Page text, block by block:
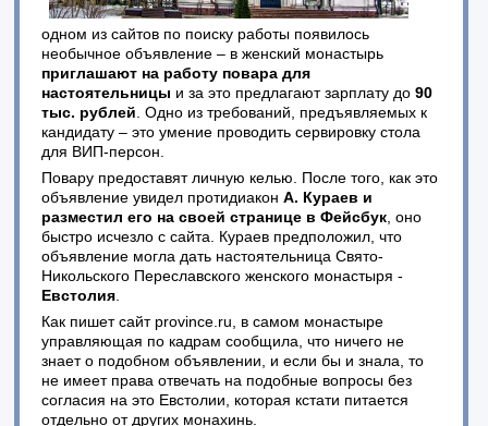
одном из сайтов по поиску работы появилось
необычное объявление – в женский монастырь
приглашают на работу повара для
настоятельницы и за это предлагают зарплату до90
тыс. рублей . Одно из требований, предъявляемых к
кандидату – это умение проводить сервировку стола
для ВИП-персон.
Повару предоставят личную келью. После того, как это
объявление увидел протидиаконА. Кураев и
разместил его на своей странице в Фейсбук , оно
быстро исчезло с сайта. Кураев предположил, что
объявление могла дать настоятельница Свято-
Никольского Переславского женского монастыря -
Евстолия
Как пишет сайт province.ru, в самом монастыре
управляющая по кадрам сообщила, что ничего не
знает о подобном объявлении, и если бы и знала, то
не имеет права отвечать на подобные вопросы без
согласия на это Евстолии, которая кстати питается
отдельно от других монахинь.